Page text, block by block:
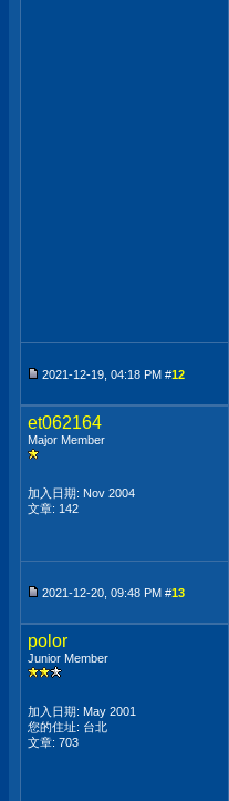
2021-12-19, 04:18 PM #12
et062164
Major Member
加入日期: Nov 2004
文章: 142
2021-12-20, 09:48 PM #13
polor
Junior Member
加入日期: May 2001
您的住址: 台北
文章: 703